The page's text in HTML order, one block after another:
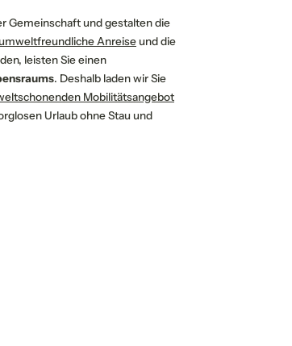
Gemeinschaft und gestalten die
umweltfreundliche Anreise und die
leisten Sie einen
. Deshalb laden wir Sie
Mobilitätsangebot
Urlaub ohne Stau und